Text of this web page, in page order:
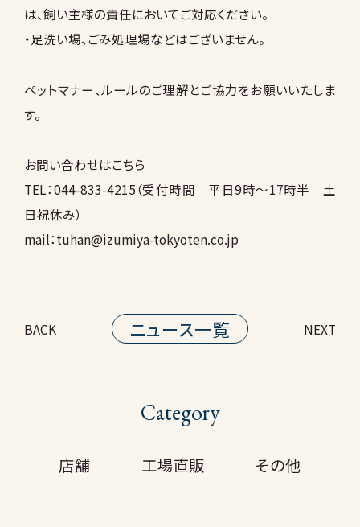
は、飼い主様の責任においてご対応ください。
・足洗い場、ごみ処理場などはございません。
ペットマナー、ルールのご理解とご協力をお願いいたしま
す。
お問い合わせはこちら
TEL：044-833-4215（受付時間 平日9時～17時半 土
日祝休み）
mail：tuhan@izumiya-tokyoten.co.jp
BACK ニュース一覧 NEXT
Category
店舗 工場直販 その他